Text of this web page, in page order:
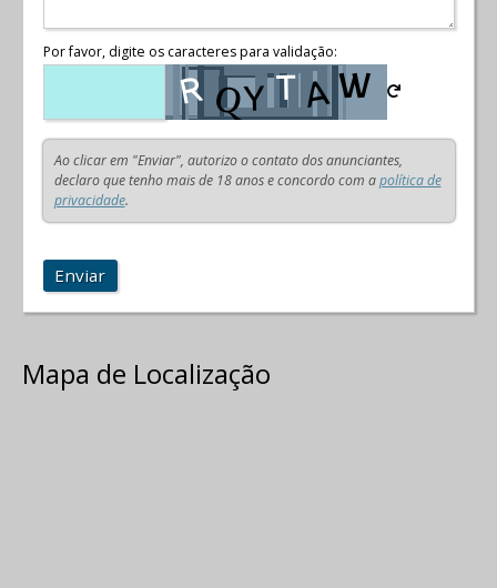
Por favor, digite os caracteres para validação:
Ao clicar em "Enviar", autorizo o contato dos anunciantes,
declaro que tenho mais de 18 anos e concordo com apolítica de
privacidade.
Enviar
Mapa de Localização